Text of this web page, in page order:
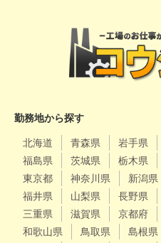
勤務地から探す
北海道 青森県 岩手県
福島県
茨城県 栃木県
東京都
神奈川県 新潟県
福井県
山梨県 長野県
三重県
滋賀県 京都府
和歌山県
鳥取県 島根県